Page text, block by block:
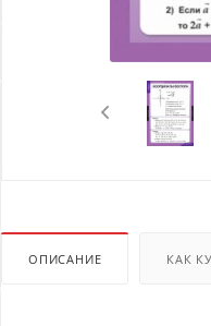
ОПИСАНИЕ КАК